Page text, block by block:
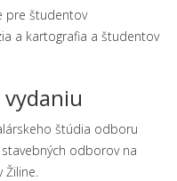
pre študentov
a kartografia a študentov
štúdia odboru
odborov na
Žiline.